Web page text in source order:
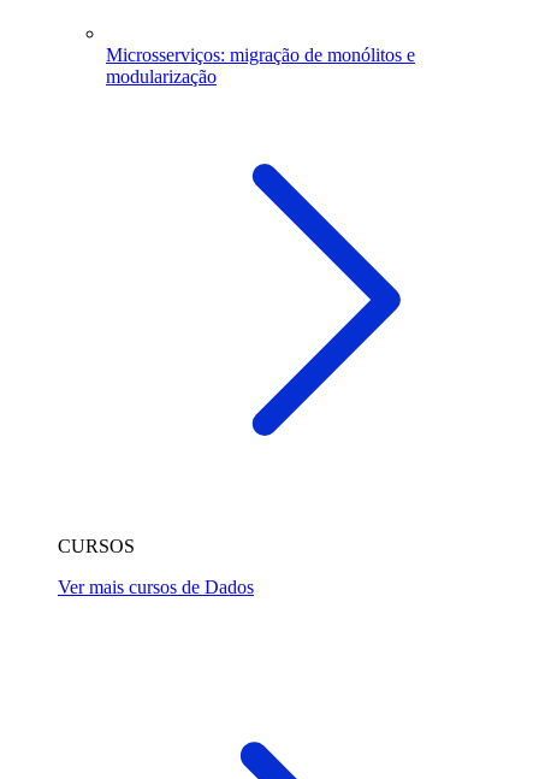
Microsserviços: migração de monólitos e
modularização
CURSOS
Ver mais cursos de Dados